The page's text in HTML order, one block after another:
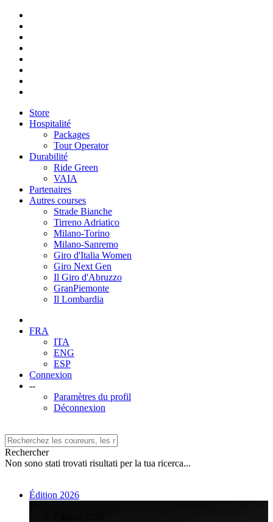
Store
Hospitalité
Packages
Tour Operator
Durabilité
Ride Green
VAIA
Partenaires
Autres courses
Strade Bianche
Tirreno Adriatico
Milano-Torino
Milano-Sanremo
Giro d'Italia Women
Giro Next Gen
Il Giro d'Abruzzo
GranPiemonte
Il Lombardia
FRA
ITA
ENG
ESP
Connexion
--
Paramètres du profil
Déconnexion
Rechercher
Non sono stati trovati risultati per la tua ricerca...
Édition 2026